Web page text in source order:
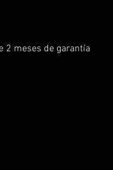
2 meses de garantía